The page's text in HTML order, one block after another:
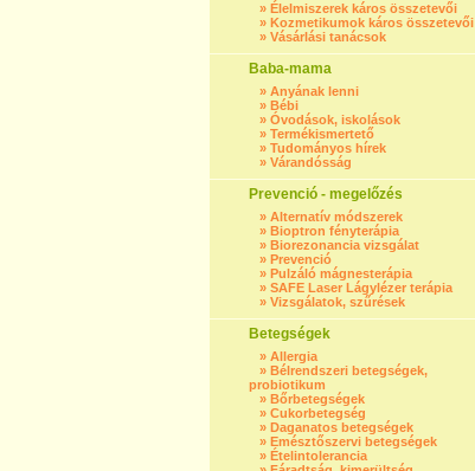
» Élelmiszerek káros összetevői
» Kozmetikumok káros összetevői
» Vásárlási tanácsok
Baba-mama
» Anyának lenni
» Bébi
» Óvodások, iskolások
» Termékismertető
» Tudományos hírek
» Várandósság
Prevenció - megelőzés
» Alternatív módszerek
» Bioptron fényterápia
» Biorezonancia vizsgálat
» Prevenció
» Pulzáló mágnesterápia
» SAFE Laser Lágylézer terápia
» Vizsgálatok, szűrések
Betegségek
» Allergia
» Bélrendszeri betegségek,
probiotikum
» Bőrbetegségek
» Cukorbetegség
» Daganatos betegségek
» Emésztőszervi betegségek
» Ételintolerancia